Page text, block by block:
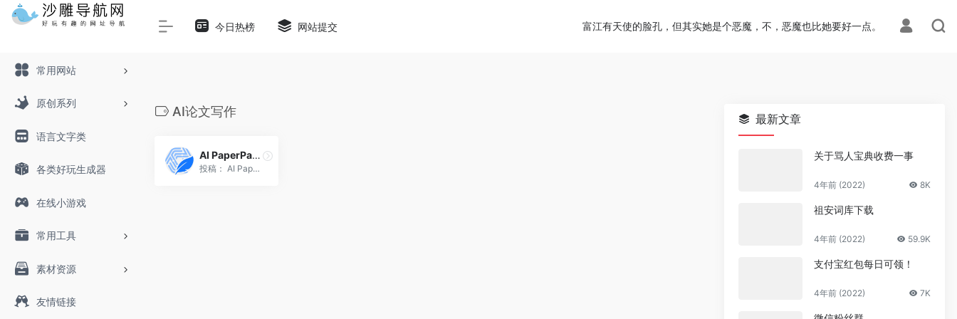
Warning: Array to string conversion in /www/wwwroot/shadiao.pro/wp-content/themes/onenav/inc/wp-optimization.phpon line113
常用网站
原创系列
语言文字类
各类好玩生成器
在线小游戏
常用工具
素材资源
友情链接
今日热榜 网站提交 富江有天使的脸孔，但其实她是个恶魔，不，恶魔也比她要好一点。
AI论文写作
AI PaperPass论文生成器
投稿： AI PaperPass是一个A...
最新文章
关于骂人宝典收费一事
4年前 (2022) 8K
祖安词库下载
4年前 (2022) 59.9K
支付宝红包每日可领！
4年前 (2022) 7K